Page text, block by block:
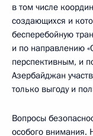
в том числе
создающихся и
бесперебойную
и по направлению
перспективным, и
Азербайджан
только выгоду и
Вопросы
особого внимания.